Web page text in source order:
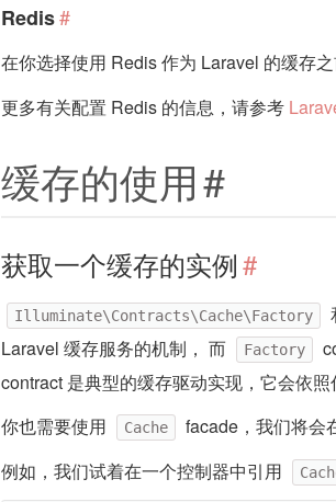
Redis#
在你选择使用 Redis 作为 Laravel 的缓存
更多有关配置 Redis 的信息，请参考
缓存的使用#
获取一个缓存的实例#
Illuminate\Contracts\Cache\Factory
Laravel 缓存服务的机制， 而
Factory
contract 是典型的缓存驱动实现，它会依照
你也需要使用
Cache facade，我们将会
例如，我们试着在一个控制器中引用